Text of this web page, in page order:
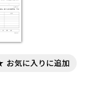
お気に入りに追加